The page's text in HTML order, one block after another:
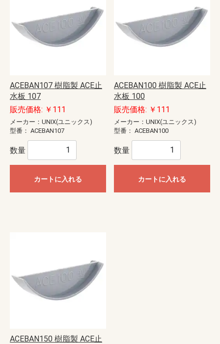
ACEBAN107 樹脂製 ACE止
水板 107
販売価格: ￥111
メーカー：UNIX(ユニックス)
型番： ACEBAN107
数量
カートに入れる
ACEBAN100 樹脂製 ACE止
水板 100
販売価格: ￥111
メーカー：UNIX(ユニックス)
型番： ACEBAN100
数量
カートに入れる
ACEBAN150 樹脂製 ACE止